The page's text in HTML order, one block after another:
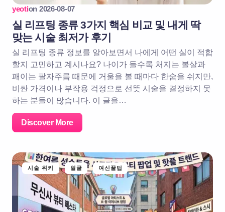
yeotion 2026-08-07
실 리프팅 종류 3가지 핵심 비교 및 내게 딱
맞는 시술 최저가 후기
실 리프팅 종류 정보를 알아보면서 나에게 어떤 실이 적합
할지 고민하고 계시나요? 나이가 들수록 처지는 볼살과
패이는 팔자주름 때문에 거울을 볼 때마다 한숨을 쉬지만,
비싼 가격이나 부작용 걱정으로 선뜻 시술을 결정하지 못
하는 분들이 많습니다. 이 글을…
Discover More
시술 위키 얼굴 여신꿀팁